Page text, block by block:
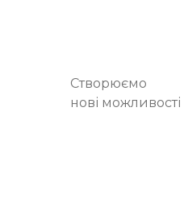
Створюємо
нові можливості